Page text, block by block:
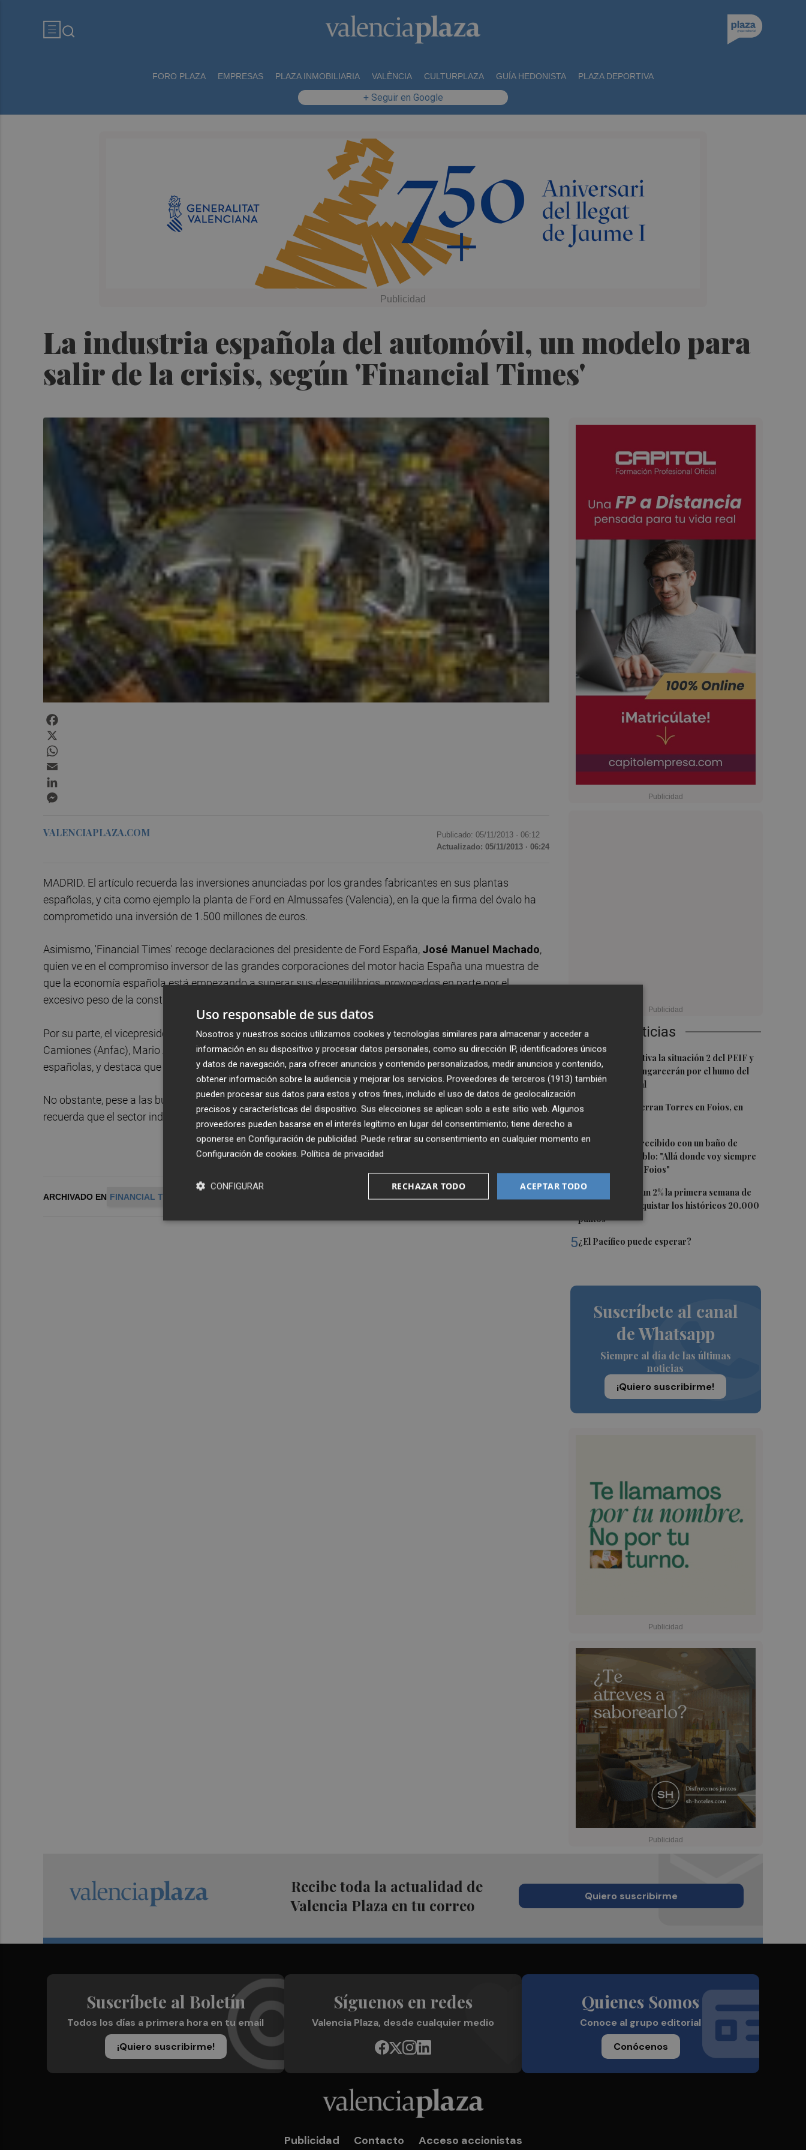
FORO PLAZA EMPRESAS PLAZA INMOBILIARIA VALÈNCIA CULTURPLAZA GUÍA HEDONISTA PLAZA DEPORTIVA
+ Seguir en Google
La industria española del automóvil, un modelo para
salir de la crisis, según 'Financial Times'
Últimas Noticias
1Emergencias activa la situación 2 del PEIF y
confina Sierra Engarcerán por el humo del
incendio forestal
2El homenaje a Ferran Torres en Foios, en
3 Ferran Torres, recibido con un baño de
masas en su pueblo: "Allá donde voy siempre
digo que soy de Foios"
4El Ibex 35 sube un 2% la primera semana de
agosto tras conquistar los históricos 20.000
puntos
5¿El Pacífico puede esperar?
Suscríbete al canal
de Whatsapp
Siempre al día de las últimas
noticias
¡Quiero suscribirme!
VALENCIAPLAZA.COM Publicado: 05/11/2013 · 06:12
Actualizado: 05/11/2013 · 06:24
MADRID. El artículo recuerda las inversiones anunciadas por los grandes fabricantes en sus plantas
españolas, y cita como ejemplo la planta de Ford en Almussafes (Valencia), en la que la firma del óvalo ha
comprometido una inversión de 1.500 millones de euros.
Asimismo, 'Financial Times' recoge declaraciones del presidente de Ford España, José Manuel Machado,
quien ve en el compromiso inversor de las grandes corporaciones del motor hacia España una muestra de
que la economía española está empezando a superar sus desequilibrios, provocados en parte por el
excesivo peso de la construcción en años pasados.
Por su parte, el vicepresidente ejecutivo de la Asociación Española de Fabricantes de Automóviles y
Camiones (Anfac), Mario Armero, cifra en 5.000 millones de euros las inversiones para las fábricas
españolas, y destaca que en lo que va de año la industria automovilística ha creado 2.400 empleos.
No obstante, pese a las buenas noticias procedentes de la automoción, el diario económico británico
recuerda que el sector industrial ha destruido más de 100.000 puestos de trabajo desde el inicio de este año.
ARCHIVADO EN FINANCIAL TIMES INDUSTRIA ESPAÑOLA MODELO FORD
Recibe toda la actualidad de
Valencia Plaza en tu correo
Quiero suscribirme
Suscríbete al Boletín
Todos los días a primera hora en tu email
¡Quiero suscribirme!
Síguenos en redes
Valencia Plaza, desde cualquier medio
Quienes Somos
Conoce al grupo editorial
Conócenos
Publicidad Contacto Acceso accionistas
Uso responsable de sus datos
Nosotros y nuestros socios utilizamos cookies y tecnologías similares para almacenar y acceder a
información en su dispositivo y procesar datos personales, como su dirección IP, identificadores únicos
y datos de navegación, para ofrecer anuncios y contenido personalizados, medir anuncios y contenido,
obtener información sobre la audiencia y mejorar los servicios. Proveedores de terceros (1913) también
pueden procesar sus datos para estos y otros fines, incluido el uso de datos de geolocalización
precisos y características del dispositivo. Sus elecciones se aplican solo a este sitio web. Algunos
proveedores pueden basarse en el interés legítimo en lugar del consentimiento; tiene derecho a
oponerse en Configuración de publicidad. Puede retirar su consentimiento en cualquier momento en
Configuración de cookies. Política de privacidad
ACEPTAR TODO
RECHAZAR TODO
CONFIGURAR